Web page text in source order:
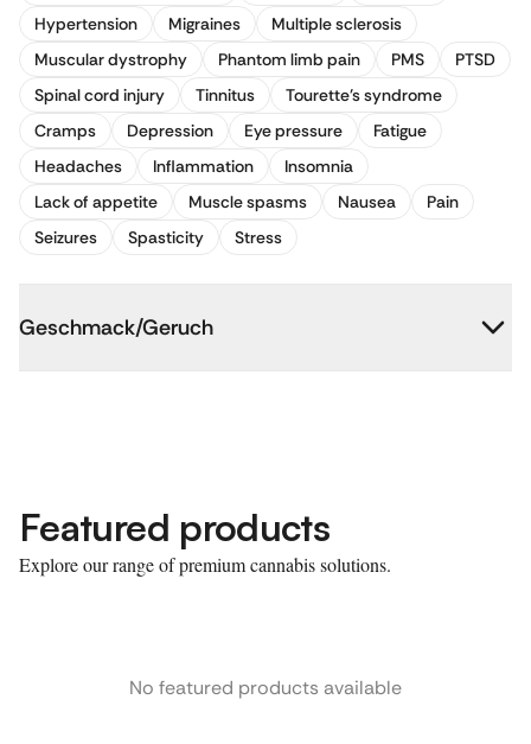
Hypertension
Migraines
Multiple sclerosis
Muscular dystrophy
Phantom limb pain PMS
PTSD
Spinal cord injury
Tinnitus
Tourette's syndrome
Cramps
Depression Eye pressure
Fatigue
Headaches
Inflammation
Insomnia
Lack of appetite
Muscle spasms Nausea
Pain
Seizures
Spasticity Stress
Geschmack/Geruch
Featured products
Explore our range of premium cannabis solutions.
No featured products available